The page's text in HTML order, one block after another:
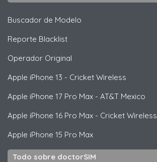
Buscador de Modelo
Reporte Blacklist
Operador Original
Apple iPhone 13 - Cricket Wireless
Apple iPhone 17 Pro Max - AT&T Mexico
Apple iPhone 16 Pro Max - Cricket Wireless
Apple iPhone 15 Pro Max
Todo sobre doctorSIM